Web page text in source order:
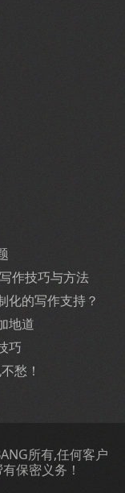
作技巧与方法
化的写作支持？
地道
巧
愁！
所有,任何客户
保密义务！